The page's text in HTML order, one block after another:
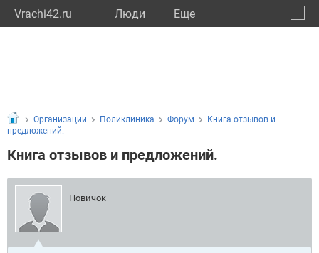
Vrachi42.ru Люди Eще
Организации Поликлиника Форум
Книга отзывов и
предложений.
Книга отзывов и предложений.
Новичок